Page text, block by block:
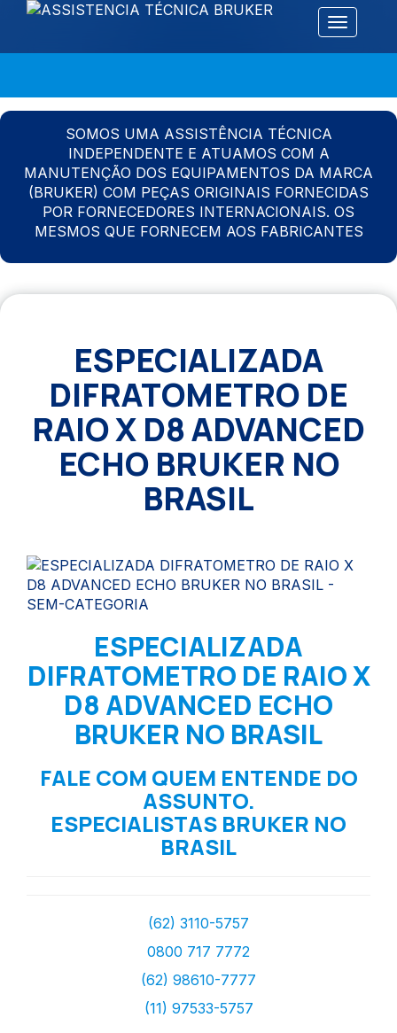
Alternar
SOMOS UMA ASSISTÊNCIA TÉCNICA
INDEPENDENTE E ATUAMOS COM A
MANUTENÇÃO DOS EQUIPAMENTOS DA MARCA
(BRUKER) COM PEÇAS ORIGINAIS FORNECIDAS
POR FORNECEDORES INTERNACIONAIS. OS
MESMOS QUE FORNECEM AOS FABRICANTES
ESPECIALIZADA
DIFRATOMETRO DE
RAIO X D8 ADVANCED
ECHO BRUKER NO
BRASIL
ESPECIALIZADA
DIFRATOMETRO DE RAIO X
D8 ADVANCED ECHO
BRUKER NO BRASIL
FALE COM QUEM ENTENDE DO
ASSUNTO.
ESPECIALISTAS BRUKER NO
BRASIL
(62) 3110-5757
0800 717 7772
(62) 98610-7777
(11) 97533-5757